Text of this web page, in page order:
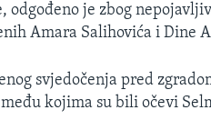
odgođeno je zbog
Amara Salihovića i Dine
svjedočenja pred
kojima su bili očevi